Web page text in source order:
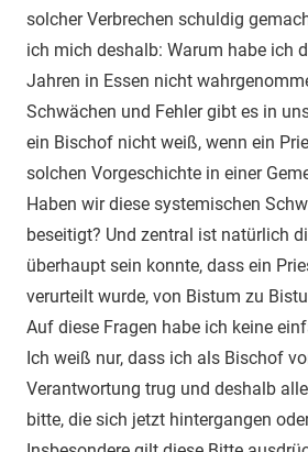
solcher Verbrechen schuldig
ich mich deshalb: Warum habe ich
Jahren in Essen nicht
Schwächen und Fehler gibt es in
ein Bischof nicht weiß, wenn ein
solchen Vorgeschichte in einer
Haben wir diese systemischen
beseitigt? Und zentral ist natürlich
überhaupt sein konnte, dass ein
verurteilt wurde, von Bistum zu
Auf diese Fragen habe ich keine
Ich weiß nur, dass ich als Bischof
Verantwortung trug und deshalb
bitte, die sich jetzt hintergangen